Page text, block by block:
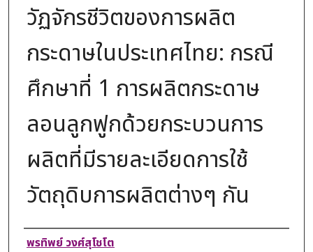
วัฏจักรชีวิตของการผลิต
กระดาษในประเทศไทย: กรณี
ศึกษาที่ 1 การผลิตกระดาษ
ลอนลูกฟูกด้วยกระบวนการ
ผลิตที่มีรายละเอียดการใช้
วัตถุดิบการผลิตต่างๆ กัน
Authors
พรทิพย์ วงศ์สุโชโต